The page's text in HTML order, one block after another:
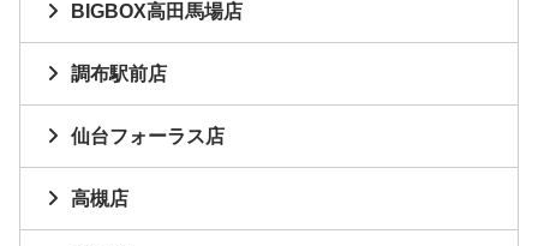
BIGBOX高田馬場店
調布駅前店
仙台フォーラス店
高槻店